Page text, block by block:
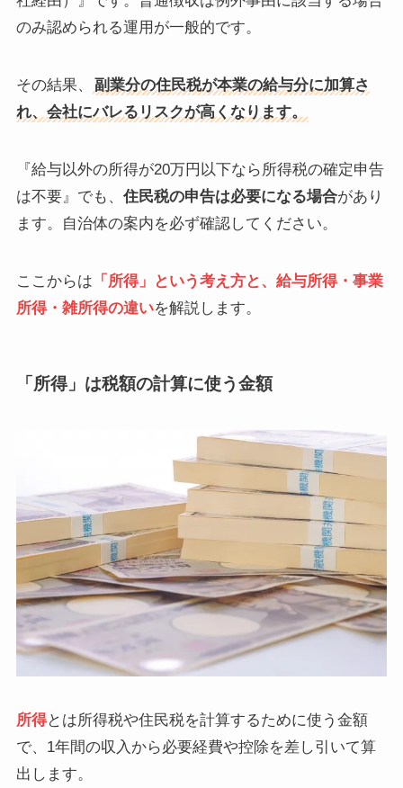
のみ認められる運用が一般的です。
その結果、
副業分の住民税が本業の給与分に加算さ
れ、会社にバレるリスクが高くなります。
『給与以外の所得が20万円以下なら所得税の確定申告
は不要』でも、 住民税の申告は必要になる場合があり
ます。自治体の案内を必ず確認してください。
ここからは 「所得」という考え方と、給与所得・事業
所得・雑所得の違いを解説します。
「所得」は税額の計算に使う金額
所得とは所得税や住民税を計算するために使う金額
で、1年間の収入から必要経費や控除を差し引いて算
出します。